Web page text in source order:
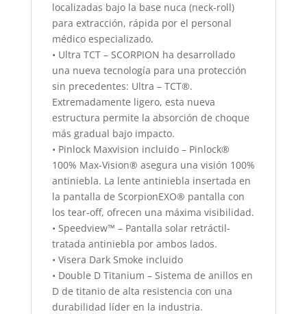
localizadas bajo la base nuca (neck-roll)
para extracción, rápida por el personal
médico especializado.
• Ultra TCT – SCORPION ha desarrollado
una nueva tecnología para una protección
sin precedentes: Ultra – TCT®.
Extremadamente ligero, esta nueva
estructura permite la absorción de choque
más gradual bajo impacto.
• Pinlock Maxvision incluido – Pinlock®
100% Max-Vision® asegura una visión 100%
antiniebla. La lente antiniebla insertada en
la pantalla de ScorpionEXO® pantalla con
los tear-off, ofrecen una máxima visibilidad.
• Speedview™ – Pantalla solar retráctil-
tratada antiniebla por ambos lados.
• Visera Dark Smoke incluido
• Double D Titanium – Sistema de anillos en
D de titanio de alta resistencia con una
durabilidad líder en la industria.